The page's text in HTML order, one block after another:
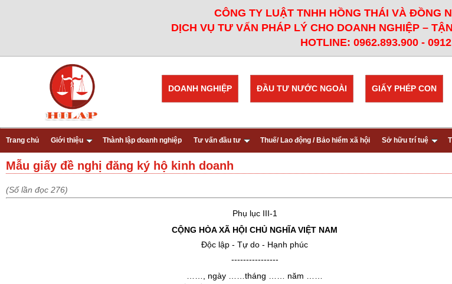
CÔNG TY LUẬT TNHH HỒNG THÁI VÀ ĐỒNG
DỊCH VỤ TƯ VẤN PHÁP LÝ CHO DOANH NGHIỆP –
HOTLINE: 0962.893.900 -
GIẤY PHÉP CON
ĐẦU TƯ NƯỚC NGOÀI
DOANH NGHIỆP
Trang chủ Giới thiệu Thành lập doanh nghiệp Tư vấn đầu tư Thuế/ Lao động / Bảo hiểm xã hội Sở hữu trí tuệ
Mẫu giấy đề nghị đăng ký hộ kinh doanh
(Số lần đọc 276)
Phụ lục III-1
CỘNG HÒA XÃ HỘI CHỦ NGHĨA VIỆT NAM
Độc lập - Tự do - Hạnh phúc
----------------
……, ngày ……tháng …… năm ……